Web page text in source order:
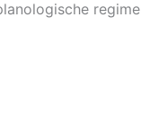
regime